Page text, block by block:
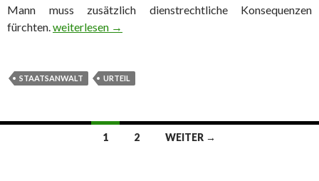
Mann muss zusätzlich dienstrechtliche Konsequenzen
fürchten.Auf ein Wort: Staatsanwalt verurteilt! Richtig so!
weiterlesen →
STAATSANWALT URTEIL
1 2 WEITER →